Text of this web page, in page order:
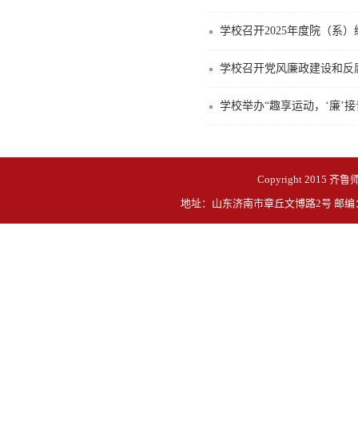
学校召开2025年度院（系
学校召开党风廉政建设和
学校举办“趣享运动，‘廉’
Copyright 2015 齐鲁
地址：山东济南市章丘文博路2号 邮